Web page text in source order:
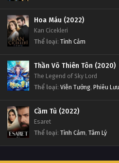
Hoa Máu (2022)
Kan Cicekleri
Thể loại: Tình Cảm
Thần Võ Thiên Tôn (2020)
The Legend of Sky Lord
Thể loại: Viễn Tưởng, Phiêu Lưu
Cầm Tù (2022)
Esaret
Thể loại: Tình Cảm, Tâm Lý